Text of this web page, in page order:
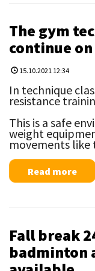
The gym
continue on
15.10.2021 12:34
In technique
resistance
This is a safe
weight
movements like
Read more
Fall break
badminton